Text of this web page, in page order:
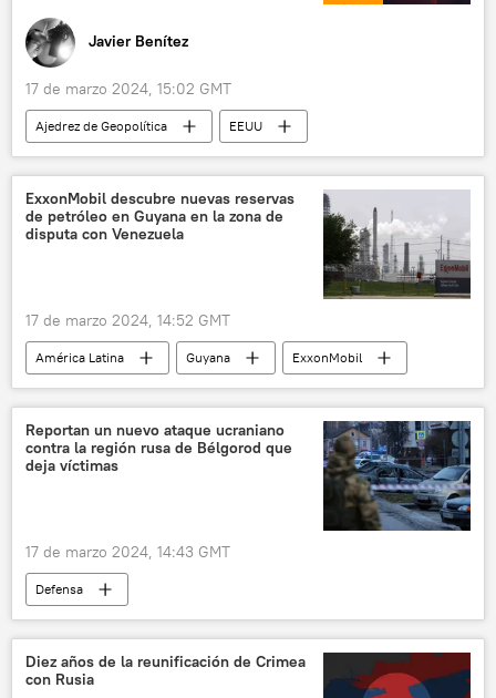
Javier Benítez
17 de marzo 2024, 15:02 GMT
Ajedrez de Geopolítica
EEUU
Occidente
China seguridad
ExxonMobil descubre nuevas reservas
de petróleo en Guyana en la zona de
disputa con Venezuela
17 de marzo 2024, 14:52 GMT
América Latina Guyana
ExxonMobil
Venezuela
📈 Mercados y finanzas
yacimientos
pozo
disputa territorial
Esequibo
Reportan un nuevo ataque ucraniano
contra la región rusa de Bélgorod que
deja víctimas
17 de marzo 2024, 14:43 GMT
Defensa
📰 Operación rusa de desmilitarización y desnazificación de Ucrania
🛡️ Zonas de conflicto
Rusia
Ucrania
🌍 Europa
Diez años de la reunificación de Crimea
con Rusia